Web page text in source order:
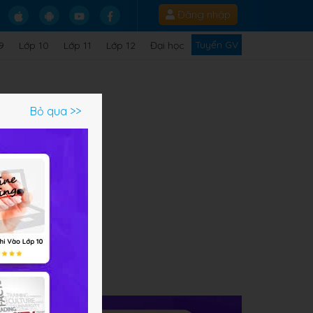
Đăng nhập
Lớp 10 Lớp 11 Lớp 12 Đại học Tuyển GV
Bỏ qua >>